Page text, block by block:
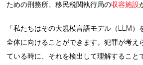
ための刑務所、移民税関執行局の収容施設
「私たちはその大規模言語モデル（LLM）
全体に向けることができます。犯罪が考え
ている時に、それを検出して理解すること